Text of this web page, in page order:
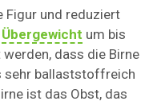
Figur und reduziert
Übergewicht um bis
dass die Birne
sehr ballaststoffreich
ist das Obst, das